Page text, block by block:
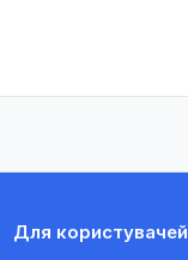
Для користувачей